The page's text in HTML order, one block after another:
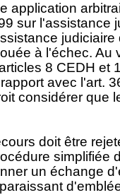
application
sur l'assistance
judiciaire
à l'échec. Au
8 CEDH et
avec l'art.
considérer que
doit être
simplifiée
un échange